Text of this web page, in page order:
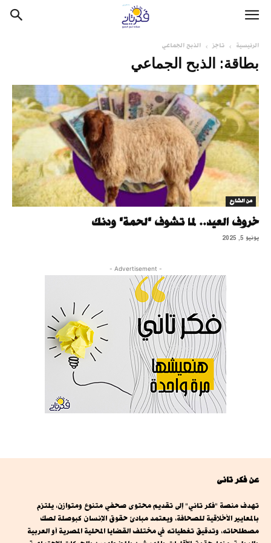
الرئيسية تاجز الذبح الجماعي
بطاقة: الذبح الجماعي
من الشارع
خروف العيد.. لما تشوف "لحمة" ودنك
يونيو 5, 2025
- Advertisement -
عن فكر تانى
تهدف منصة "فكر تاني" إلى تقديم محتوى صحفي متنوع ومتوازن، يلتزم
بالمعايير الأخلاقية للصحافة، ويعتمد مبادئ حقوق الإنسان كبوصلة لصك
مصطلحاته، وتدقيق تغطياته في مختلف القضايا المحلية المصرية أو العربية